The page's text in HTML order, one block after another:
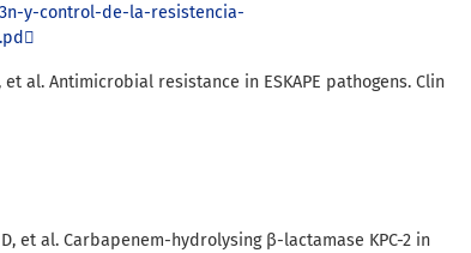
y-control-de-la-resistencia-
et al. Antimicrobial resistance in ESKAPE pathogens. Clin
et al. Carbapenem-hydrolysing β-lactamase KPC-2 in